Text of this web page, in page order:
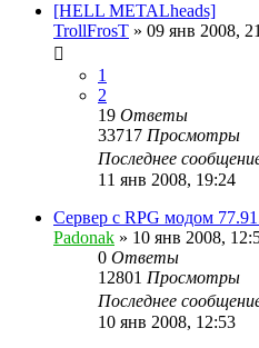
[HELL METALheads]
TrollFrosT » 09 янв 2008,
1
2
19 Ответы
33717 Просмотры
Последнее
11 янв 2008, 19:24
Сервер с RPG модом
Padonak » 10 янв 2008,
0 Ответы
12801 Просмотры
Последнее
10 янв 2008, 12:53